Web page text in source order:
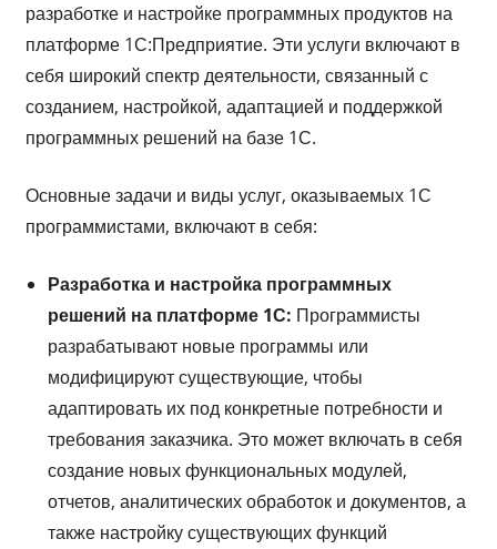
разработке и настройке программных продуктов на
платформе 1С:Предприятие. Эти услуги включают в
себя широкий спектр деятельности, связанный с
созданием, настройкой, адаптацией и поддержкой
программных решений на базе 1С.
Основные задачи и виды услуг, оказываемых 1С
программистами, включают в себя:
Разработка и настройка программных
решений на платформе 1С: Программисты
разрабатывают новые программы или
модифицируют существующие, чтобы
адаптировать их под конкретные потребности и
требования заказчика. Это может включать в себя
создание новых функциональных модулей,
отчетов, аналитических обработок и документов, а
также настройку существующих функций